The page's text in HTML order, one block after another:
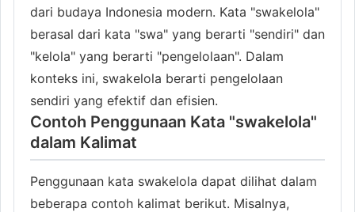
dari budaya Indonesia modern. Kata "swakelola"
berasal dari kata "swa" yang berarti "sendiri" dan
"kelola" yang berarti "pengelolaan". Dalam
konteks ini, swakelola berarti pengelolaan
sendiri yang efektif dan efisien.
Contoh Penggunaan Kata "swakelola"
dalam Kalimat
Penggunaan kata swakelola dapat dilihat dalam
beberapa contoh kalimat berikut. Misalnya,